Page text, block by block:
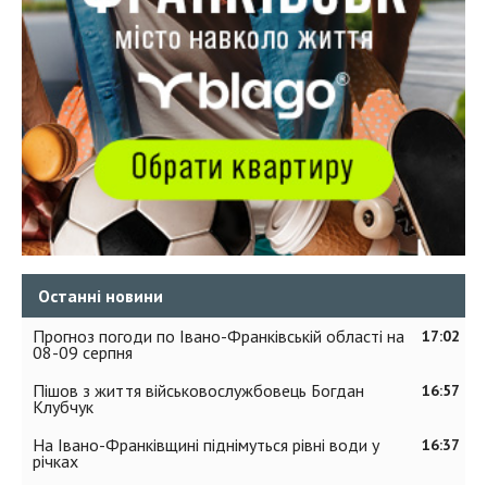
Останні новини
17:02
Прогноз погоди по Івано-Франківській області на
08-09 серпня
16:57
Пішов з життя військовослужбовець Богдан
Клубчук
16:37
На Івано-Франківщині піднімуться рівні води у
річках